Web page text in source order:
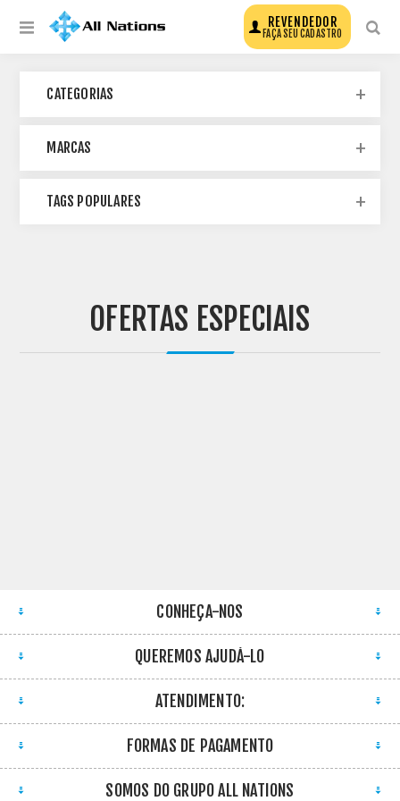
REVENDEDOR
FAÇA SEU CADASTRO
OFERTAS ESPECIAIS
CATEGORIAS
MARCAS
TAGS POPULARES
CONHEÇA-NOS
QUEREMOS AJUDÁ-LO
ATENDIMENTO:
FORMAS DE PAGAMENTO
SOMOS DO GRUPO ALL NATIONS